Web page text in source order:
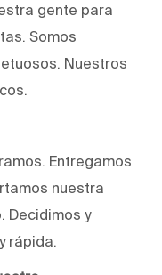
gente para
Somos
Nuestros
Entregamos
nuestra
Decidimos y
rápida.